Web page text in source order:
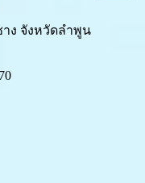
าง จังหวัดลำพูน